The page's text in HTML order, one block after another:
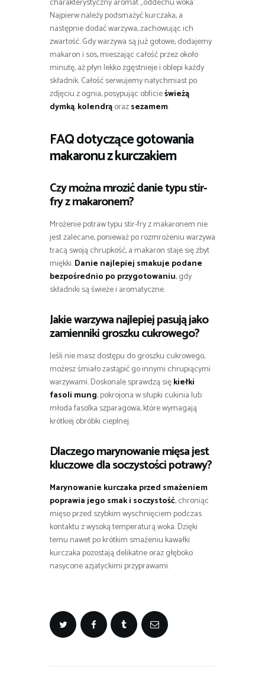
Najpierw należy podsmażyć kurczaka, a
następnie dodać warzywa, zachowując ich
zwartość. Gdy warzywa są już gotowe, dodajemy
makaron i sos, mieszając całość przez około
minutę, aż płyn lekko zgęstnieje i oblepi każdy
składnik. Całość serwujemy natychmiast po
zdjęciu z ognia, posypując obficieświeżą
dymką,kolendrąorazsezamem.
FAQ dotyczące gotowania
makaronu z kurczakiem
Czy można mrozić danie typu stir-
fry z makaronem?
Mrożenie potraw typu stir-fry z makaronem nie
jest zalecane, ponieważ po rozmrożeniu warzywa
tracą swoją chrupkość, a makaron staje się zbyt
miękki.Danie najlepiej smakuje podane
bezpośrednio po przygotowaniu, gdy
składniki są świeże i aromatyczne.
Jakie warzywa najlepiej pasują jako
zamienniki groszku cukrowego?
Jeśli nie masz dostępu do groszku cukrowego,
możesz śmiało zastąpić go innymi chrupiącymi
warzywami. Doskonale sprawdzą siękiełki
fasoli mung, pokrojona w słupki cukinia lub
młoda fasolka szparagowa, które wymagają
krótkiej obróbki cieplnej.
Dlaczego marynowanie mięsa jest
kluczowe dla soczystości potrawy?
Marynowanie kurczaka przed smażeniem
poprawia jego smak i soczystość, chroniąc
mięso przed szybkim wyschnięciem podczas
kontaktu z wysoką temperaturą woka. Dzięki
temu nawet po krótkim smażeniu kawałki
kurczaka pozostają delikatne oraz głęboko
nasycone azjatyckimi przyprawami.